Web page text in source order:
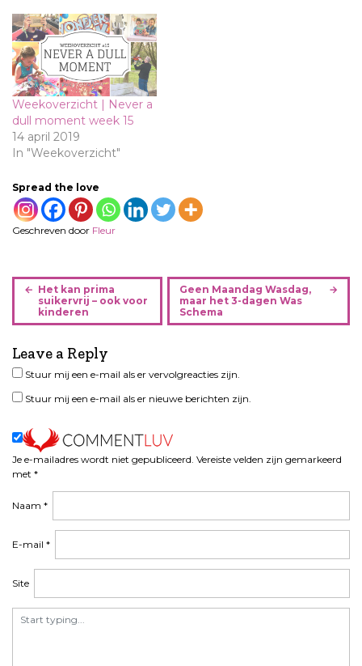
Weekoverzicht | Never a
dull moment week 15
14 april 2019
In "Weekoverzicht"
Spread the love
Geschreven door Fleur
B
r
c
h
t
v
i
g
a
e
Het kan prima
suikervrij – ook voor
kinderen
Geen Maandag Wasdag,
maar het 3-dagen Was
Schema
Leave a Reply
Je e-mailadres wordt niet gepubliceerd. Vereiste velden zijn gemarkeerd
met *
Naam *
E-mail *
Site
Stuur mij een e-mail als er vervolgreacties zijn.
Stuur mij een e-mail als er nieuwe berichten zijn.